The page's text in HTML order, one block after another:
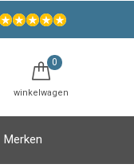
Merken
winkelwagen
0